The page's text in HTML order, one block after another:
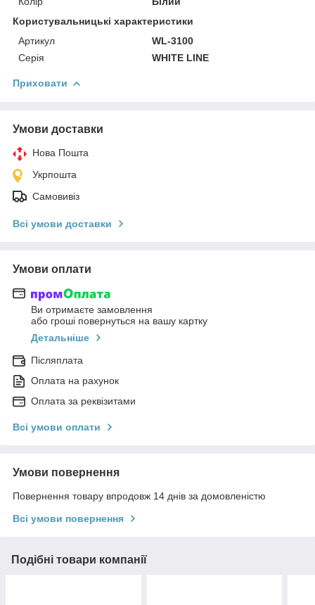
Користувальницькі характеристики
Артикул
WL-3100
Серія
WHITE LINE
Приховати
Умови доставки
Нова Пошта
Укрпошта
Самовивіз
Всі умови доставки
Умови оплати
Ви отримаєте замовлення
або гроші повернуться на вашу картку
Детальніше
Післяплата
Оплата на рахунок
Оплата за реквізитами
Всі умови оплати
Умови повернення
Повернення товару впродовж 14 днів за домовленістю
Всі умови повернення
Подібні товари компанії